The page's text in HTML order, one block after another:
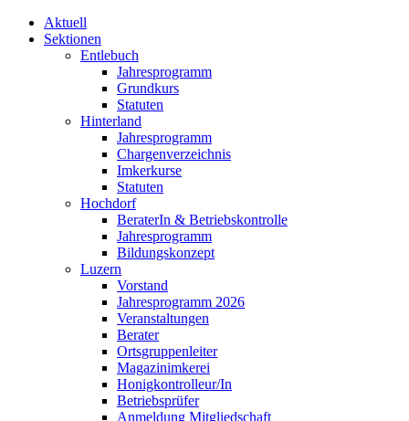
Aktuell
Sektionen
Entlebuch
Jahresprogramm
Grundkurs
Statuten
Hinterland
Jahresprogramm
Chargenverzeichnis
Imkerkurse
Statuten
Hochdorf
BeraterIn & Betriebskontrolle
Jahresprogramm
Bildungskonzept
Luzern
Vorstand
Jahresprogramm 2026
Veranstaltungen
Berater
Ortsgruppenleiter
Magazinimkerei
Honigkontrolleur/In
Betriebsprüfer
Anmeldung Mitgliedschaft